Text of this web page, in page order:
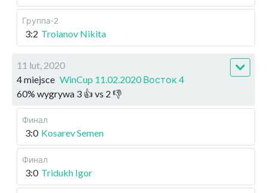
Группа-2
3:2 Troianov Nikita
11 lut, 2020
4 miejsce WinCup 11.02.2020 Восток 4
60% wygrywa 3 👍 vs 2 👎
Финал
3:0 Kosarev Semen
Финал
3:0 Tridukh Igor